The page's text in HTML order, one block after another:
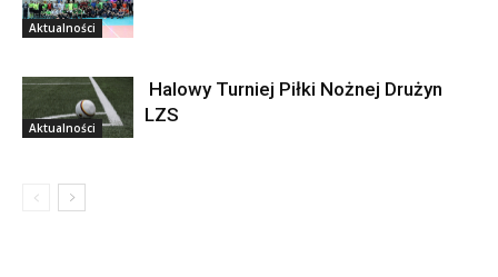
Aktualności
Aktualności
Halowy Turniej Piłki Nożnej Drużyn
LZS